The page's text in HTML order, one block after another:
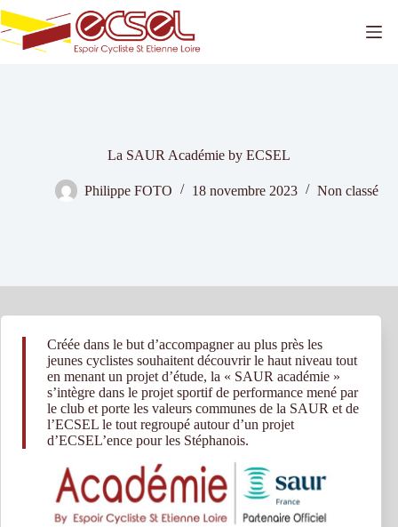
Passer
au
contenu
La SAUR Académie by ECSEL
Philippe FOTO 18 novembre 2023 Non classé
Créée dans le but d’accompagner au plus près les
jeunes cyclistes souhaitent découvrir le haut niveau tout
en menant un projet d’étude, la « SAUR académie »
s’intègre dans le projet sportif de performance mené par
le club et porte les valeurs communes de la SAUR et de
l’ECSEL le tout regroupé autour d’un projet
d’ECSEL’ence pour les Stéphanois.